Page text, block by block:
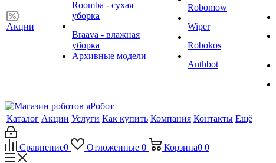
Акции
Roomba - сухая
уборка
Braava - влажная
уборка
Архивные модели
Robomow
Wiper
Robokos
Anthbot
Каталог Акции Услуги Как купить Компания Контакты Ещё
Сравнение0 Отложенные 0 Корзина0 0